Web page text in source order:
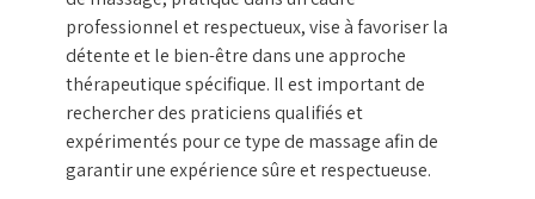
professionnel et respectueux, vise à favoriser la
détente et le bien-être dans une approche
thérapeutique spécifique. Il est important de
rechercher des praticiens qualifiés et
expérimentés pour ce type de massage afin de
garantir une expérience sûre et respectueuse.